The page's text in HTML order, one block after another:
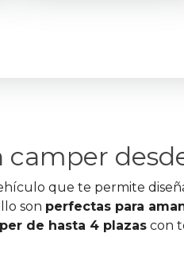
camper
que te permite
son perfectas para
de hasta 4 plazas con